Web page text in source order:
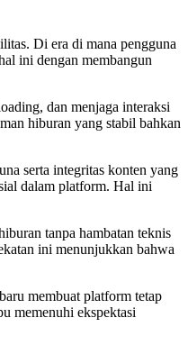
Di era di mana pengguna
ini dengan membangun
dan menjaga interaksi
hiburan yang stabil bahkan
serta integritas konten yang
dalam platform. Hal ini
tanpa hambatan teknis
ini menunjukkan bahwa
membuat platform tetap
memenuhi ekspektasi